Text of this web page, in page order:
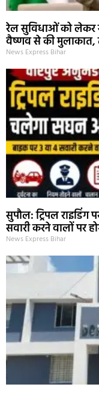
रेल सुविधाओं को लेकर
वैष्णव से की मुलाकात,
News Express Bihar
सुपौल: ट्रिपल राइडिंग
सवारी करने वालों पर
News Express Bihar